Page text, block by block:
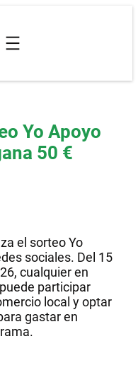
Yo Apoyo
50 €
el sorteo Yo
sociales. Del 15
cualquier en
participar
local y optar
gastar en